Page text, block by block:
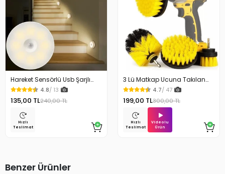
Hareket Sensörlü Usb Şarjlı
Beyaz Led Işık Lamba
4.8/ 13
135,00 TL240,00 TL
Hızlı
Teslimat
3 Lü Matkap Ucuna Takılan
Temizlik Fırça Seti
4.7/ 47
199,00 TL300,00 TL
Hızlı
Teslimat
Videolu
Ürün
Benzer Ürünler